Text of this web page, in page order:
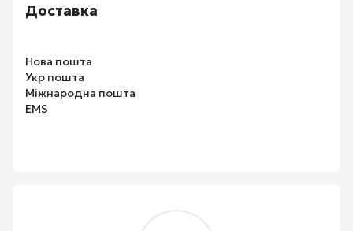
Доставка
Нова пошта
Укр пошта
Міжнародна пошта
EMS